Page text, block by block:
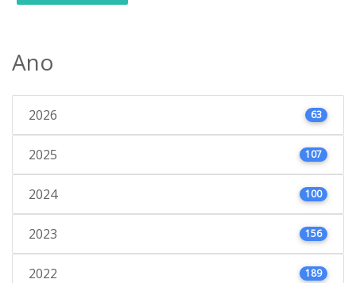
Ano
2026 63
2025 107
2024 100
2023 156
2022 189